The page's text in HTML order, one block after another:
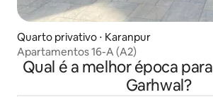
Quarto privativo ⋅ Karanpur
Apartamentos 16-A (A2)
Qual é a melhor época
Garhwal?